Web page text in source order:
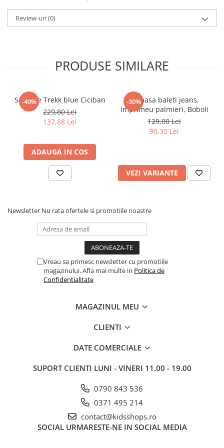
Pulovere/Bolero tricot
Rochite maneca lunga
Set 2/3 piese maneca scurta
Trening 2/3 piese primavara
Tricouri maneca lunga
Review-uri(0)
PRODUSE SIMILARE
-40%
Sandale Trekk blue Ciciban
229,80 Lei
137,88 Lei
ADAUGA IN COS
-30%
Camasa baieti jeans,
imprimeu palmieri, Boboli
129,00 Lei
90,30 Lei
VEZI VARIANTE
Newsletter Nu rata ofertele si promotiile noastre
Vreau sa primesc newsletter cu promotiile
magazinului. Afla mai multe in Politica de
Confidentialitate
MAGAZINUL MEU
CLIENTI
DATE COMERCIALE
SUPORT CLIENTI LUNI - VINERI 11.00 - 19.00
0790 843 536
0371 495 214
contact@kidsshops.ro
SOCIAL URMARESTE-NE IN SOCIAL MEDIA